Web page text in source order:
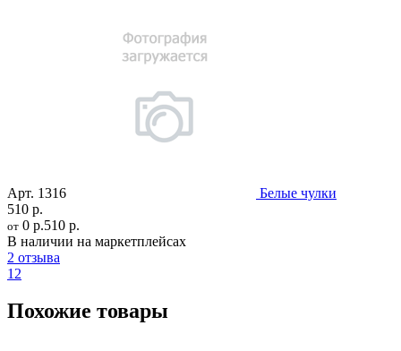
Арт. 1316
Белые чулки
510 р.
от 0 р.510 р.
В наличии на маркетплейсах
2 отзыва
12
Похожие товары